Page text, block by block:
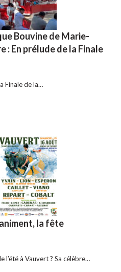
Bouvine de Marie-
: En prélude de la Finale
Finale de la…
la fête
l’été à Vauvert ? Sa célèbre…